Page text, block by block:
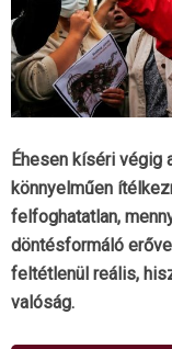
Éhesen kíséri végig
könnyelműen
felfoghatatlan,
döntésformáló
feltétlenül reális,
valóság.